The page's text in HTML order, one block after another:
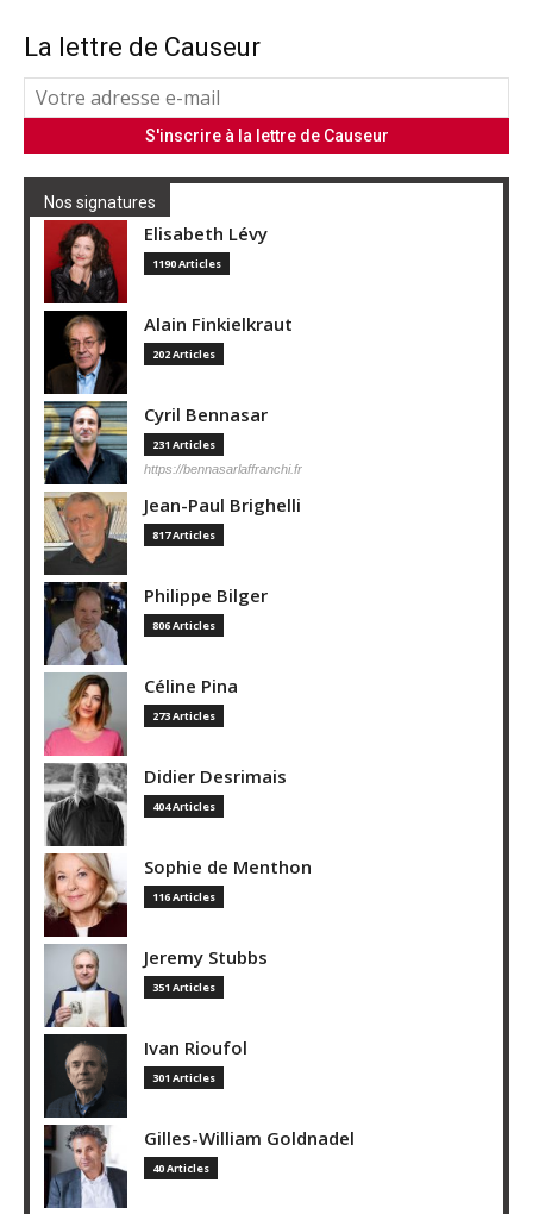
La lettre de Causeur
Nos signatures
Elisabeth Lévy
1190 Articles
Alain Finkielkraut
202 Articles
Cyril Bennasar
231 Articles
https://bennasarlaffranchi.fr
Jean-Paul Brighelli
817 Articles
Philippe Bilger
806 Articles
Céline Pina
273 Articles
Didier Desrimais
404 Articles
Sophie de Menthon
116 Articles
Jeremy Stubbs
351 Articles
Ivan Rioufol
301 Articles
Gilles-William Goldnadel
40 Articles